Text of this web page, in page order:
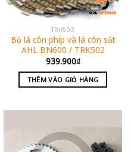
TRK502
Bộ lá côn phíp và lá côn sắt
AHL BN600 / TRK502
939.900₫
THÊM VÀO GIỎ HÀNG